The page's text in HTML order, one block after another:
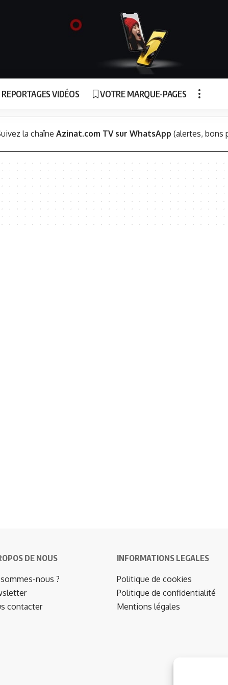
REPORTAGES VIDÉOS VOTRE MARQUE-PAGES
la chaîne Azinat.com TV sur WhatsApp (alertes, bons
DE NOUS
nous ?
contacter
INFORMATIONS LEGALES
Politique de cookies
Politique de confidentialité
Mentions légales